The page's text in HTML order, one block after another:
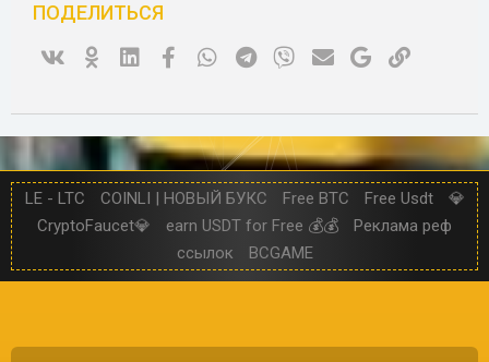
ПОДЕЛИТЬСЯ
Ok Linked InFacebookWhatsAppTelegram
Viber Электронная почта
Google
LE - LTC COINLI | НОВЫЙ БУКС Free BTC Free Usdt
💎
CryptoFaucet💎
earn USDT for Free 💰💰
Реклама реф
ссылок
BCGAME